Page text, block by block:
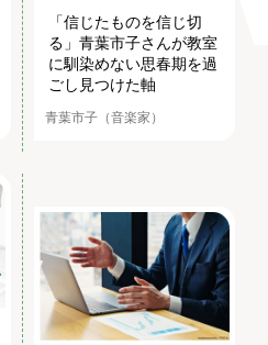
「信じたものを信じ切
る」青葉市子さんが教室
に馴染めない思春期を過
ごし見つけた軸
青葉市子（音楽家）